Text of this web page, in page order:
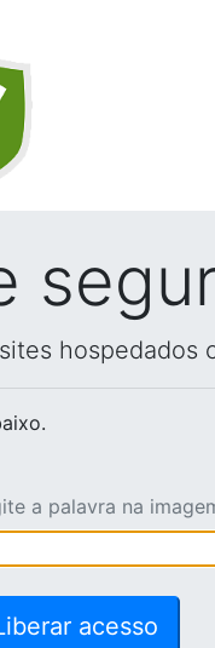
hospedados
a palavra na